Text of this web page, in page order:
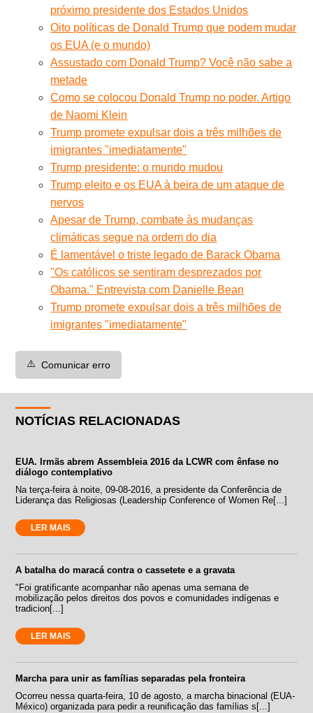
próximo presidente dos Estados Unidos
Oito políticas de Donald Trump que podem mudar
os EUA (e o mundo)
Assustado com Donald Trump? Você não sabe a
metade
Como se colocou Donald Trump no poder. Artigo
de Naomi Klein
Trump promete expulsar dois a três milhões de
imigrantes "imediatamente"
Trump presidente: o mundo mudou
Trump eleito e os EUA à beira de um ataque de
nervos
Apesar de Trump, combate às mudanças
climáticas segue na ordem do dia
É lamentável o triste legado de Barack Obama
"Os católicos se sentiram desprezados por
Obama." Entrevista com Danielle Bean
Trump promete expulsar dois a três milhões de
imigrantes "imediatamente"
⚠️ Comunicar erro
NOTÍCIAS RELACIONADAS
EUA. Irmãs abrem Assembleia 2016 da LCWR com ênfase no
diálogo contemplativo
Na terça-feira à noite, 09-08-2016, a presidente da Conferência de
Liderança das Religiosas (Leadership Conference of Women Re[...]
LER MAIS
A batalha do maracá contra o cassetete e a gravata
"Foi gratificante acompanhar não apenas uma semana de
mobilização pelos direitos dos povos e comunidades indígenas e
tradicion[...]
LER MAIS
Marcha para unir as famílias separadas pela fronteira
Ocorreu nessa quarta-feira, 10 de agosto, a marcha binacional (EUA-
México) organizada para pedir a reunificação das famílias s[...]